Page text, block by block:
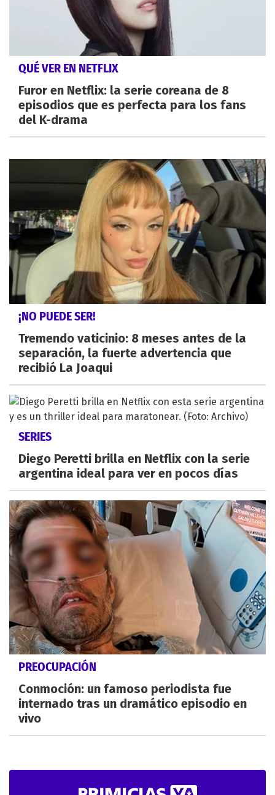
QUÉ VER EN NETFLIX
Furor en Netflix: la serie coreana de 8
episodios que es perfecta para los fans
del K-drama
¡NO PUEDE SER!
Tremendo vaticinio: 8 meses antes de la
separación, la fuerte advertencia que
recibió La Joaqui
SERIES
Diego Peretti brilla en Netflix con la serie
argentina ideal para ver en pocos días
PREOCUPACIÓN
Conmoción: un famoso periodista fue
internado tras un dramático episodio en
vivo